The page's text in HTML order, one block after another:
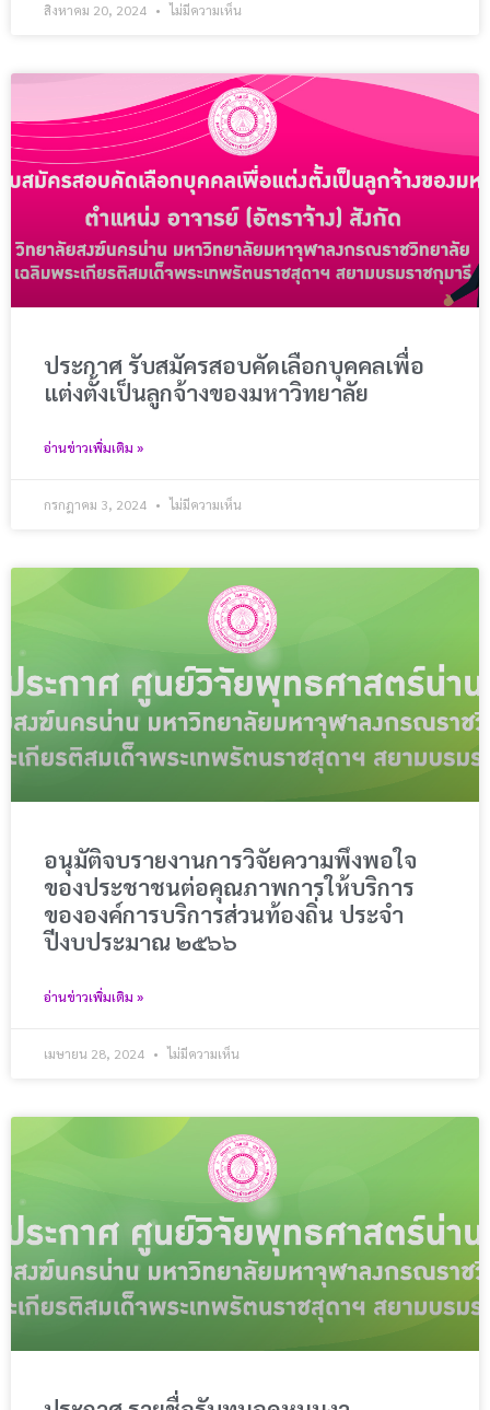
สิงหาคม 20, 2024 ไม่มีความเห็น
ประกาศ รับสมัครสอบคัดเลือกบุคคลเพื่อ
แต่งตั้งเป็นลูกจ้างของมหาวิทยาลัย
อ่านข่าวเพิ่มเติม »
กรกฎาคม 3, 2024 ไม่มีความเห็น
อนุมัติจบรายงานการวิจัยความพึงพอใจ
ของประชาชนต่อคุณภาพการให้บริการ
ขององค์การบริการส่วนท้องถิ่น ประจำ
ปีงบประมาณ ๒๕๖๖
อ่านข่าวเพิ่มเติม »
เมษายน 28, 2024 ไม่มีความเห็น